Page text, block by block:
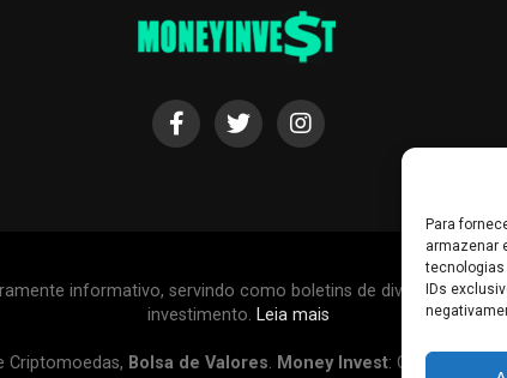
Para
armazenar
tecnologias
IDs
informativo, servindo como boletins de divulgação, e
investimento. Leia mais
Criptomoedas, Bolsa de Valores. Money Invest: O futuro do